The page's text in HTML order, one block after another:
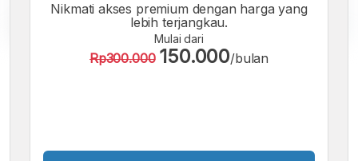
A A A
Nikmati akses premium dengan harga yang
lebih terjangkau.
Mulai dari
Rp300.000 150.000/bulan